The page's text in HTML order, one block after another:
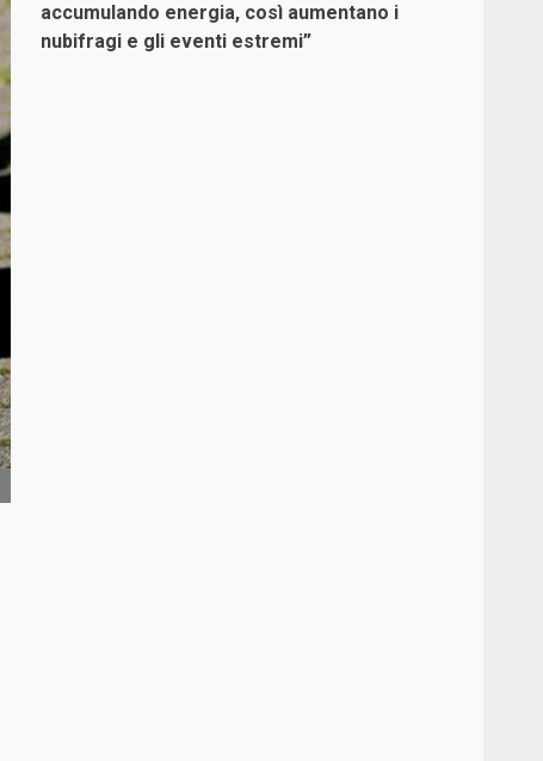
accumulando energia, così aumentano i
nubifragi e gli eventi estremi”